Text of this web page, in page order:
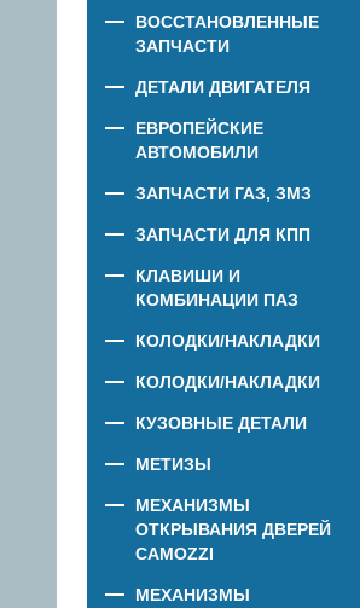
ВОССТАНОВЛЕННЫЕ
ЗАПЧАСТИ
ДЕТАЛИ ДВИГАТЕЛЯ
ЕВРОПЕЙСКИЕ
АВТОМОБИЛИ
ЗАПЧАСТИ ГАЗ, ЗМЗ
ЗАПЧАСТИ ДЛЯ КПП
КЛАВИШИ И
КОМБИНАЦИИ ПАЗ
КОЛОДКИ/НАКЛАДКИ
КОЛОДКИ/НАКЛАДКИ
КУЗОВНЫЕ ДЕТАЛИ
МЕТИЗЫ
МЕХАНИЗМЫ
ОТКРЫВАНИЯ ДВЕРЕЙ
CAMOZZI
МЕХАНИЗМЫ